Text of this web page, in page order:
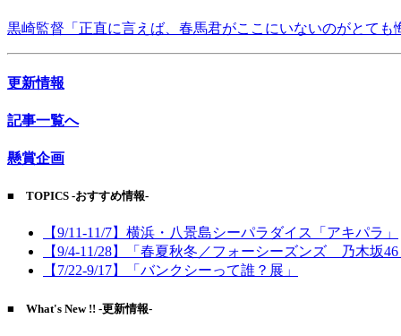
黒崎監督「正直に言えば、春馬君がここにいないのがとても
更新情報
記事一覧へ
懸賞企画
■ TOPICS -おすすめ情報-
【9/11-11/7】横浜・八景島シーパラダイス「アキパラ」
【9/4-11/28】「春夏秋冬／フォーシーズンズ 乃木坂46
【7/22-9/17】「バンクシーって誰？展」
■ What's New !! -更新情報-